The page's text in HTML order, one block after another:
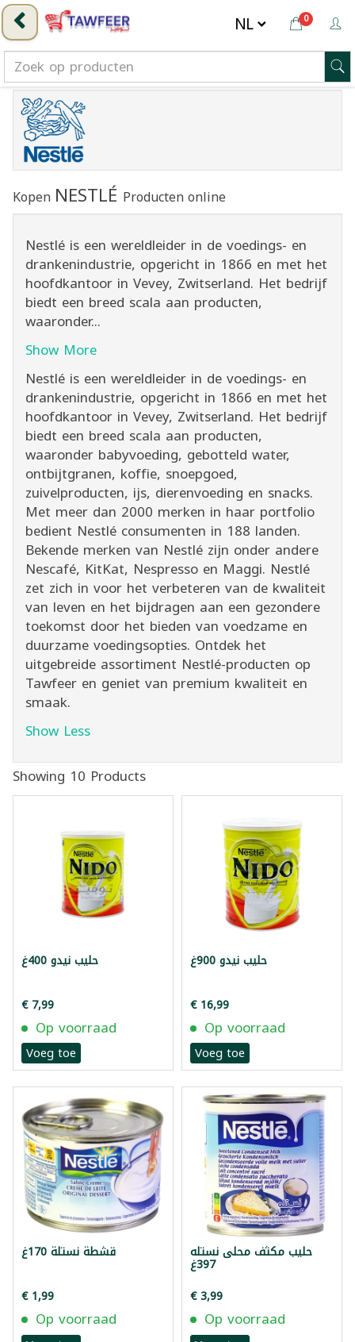
0
Kopen NESTLÉ Producten online
Nestlé is een wereldleider in de voedings- en
drankenindustrie, opgericht in 1866 en met het
hoofdkantoor in Vevey, Zwitserland. Het bedrijf
biedt een breed scala aan producten,
waaronder...
Show More
Nestlé is een wereldleider in de voedings- en
drankenindustrie, opgericht in 1866 en met het
hoofdkantoor in Vevey, Zwitserland. Het bedrijf
biedt een breed scala aan producten,
waaronder babyvoeding, gebotteld water,
ontbijtgranen, koffie, snoepgoed,
zuivelproducten, ijs, dierenvoeding en snacks.
Met meer dan 2000 merken in haar portfolio
bedient Nestlé consumenten in 188 landen.
Bekende merken van Nestlé zijn onder andere
Nescafé, KitKat, Nespresso en Maggi. Nestlé
zet zich in voor het verbeteren van de kwaliteit
van leven en het bijdragen aan een gezondere
toekomst door het bieden van voedzame en
duurzame voedingsopties. Ontdek het
uitgebreide assortiment Nestlé-producten op
Tawfeer en geniet van premium kwaliteit en
smaak.
Show Less
Showing 10 Products
حليب نيدو 400غ
€ 7,99
Op voorraad
Voeg toe
حليب نيدو 900غ
€ 16,99
Op voorraad
Voeg toe
قشطة نستلة 170غ
€ 1,99
Op voorraad
حليب مكثف محلى نستله
397غ
€ 3,99
Op voorraad